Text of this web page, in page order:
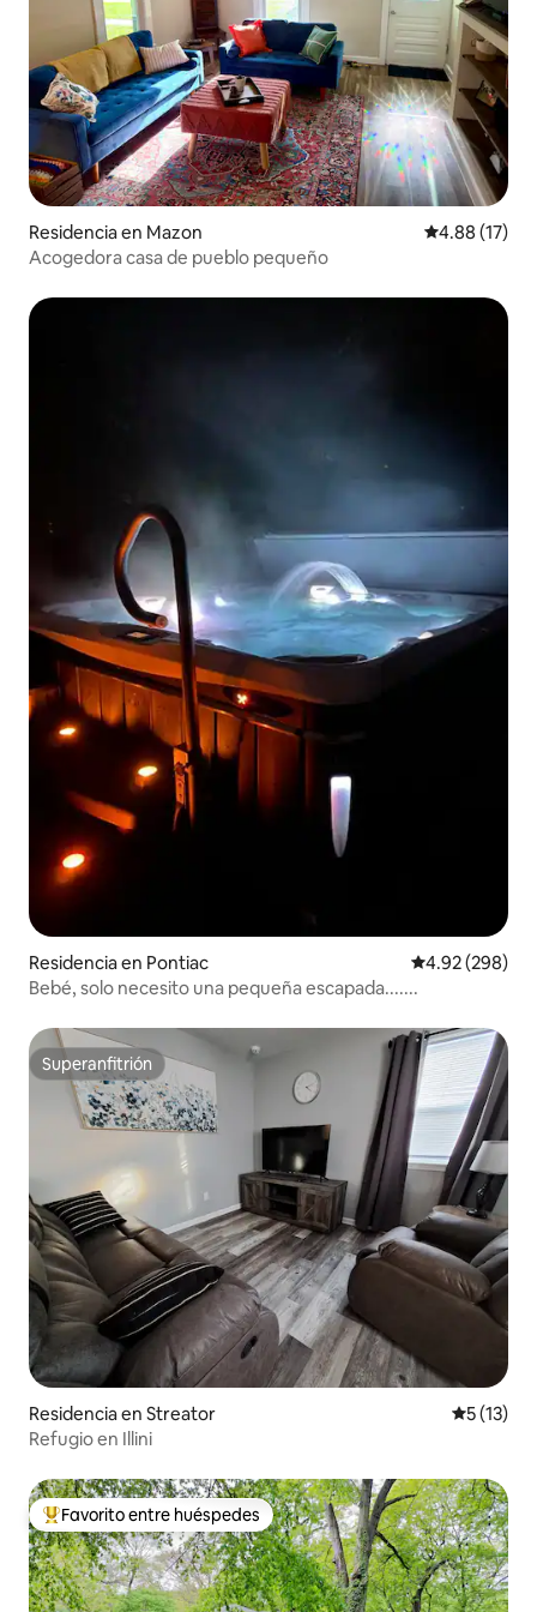
Residencia en Mazon Calificación
4.88 (17)
Acogedora casa de pueblo pequeño
Residencia en Pontiac Calificación
4.92 (298)
Bebé, solo necesito una pequeña escapada.......
Superanfitrión
Superanfitrión
Residencia en Streator
5 (13)
Refugio en Illini
De los mejores en Favorito entre huéspedes
Favorito entre huéspedes